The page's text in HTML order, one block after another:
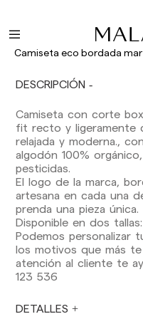
Camiseta eco bordada
DESCRIPCIÓN
Camiseta con corte
fit recto y ligeramente
relajada y moderna.,
algodón 100%
pesticidas.
El logo de la marca,
artesana en cada una
prenda una pieza única.
Disponible en dos
Podemos personalizar
los motivos que más
atención al cliente te
123 536
DETALLES
Los plazos de entrega
Excepto pre-orders.
Baleares: 2-5 días
orders.
Canarias, Ceuta y
Excepto pre-orders.
Envíos a Europa: 3-5
pre-orders.
Envíos a USA: 5-7 días
Envíos fuera de la
días laborables.
ten en cuenta que, si
cargo de los impuestos